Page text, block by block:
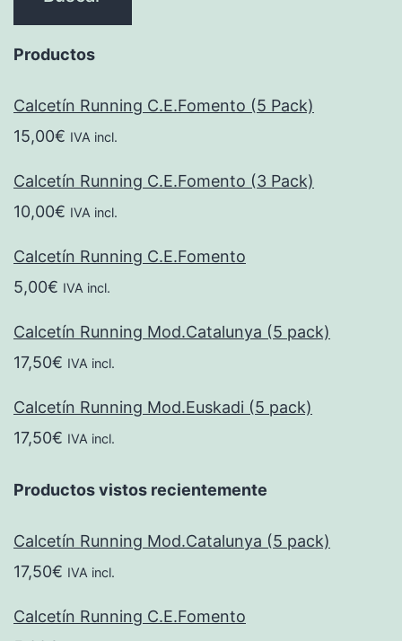
Productos
Calcetín Running C.E.Fomento (5 Pack)
15,00€ IVA incl.
Calcetín Running C.E.Fomento (3 Pack)
10,00€ IVA incl.
Calcetín Running C.E.Fomento
5,00€ IVA incl.
Calcetín Running Mod.Catalunya (5 pack)
17,50€ IVA incl.
Calcetín Running Mod.Euskadi (5 pack)
17,50€ IVA incl.
Productos vistos recientemente
Calcetín Running Mod.Catalunya (5 pack)
17,50€ IVA incl.
Calcetín Running C.E.Fomento